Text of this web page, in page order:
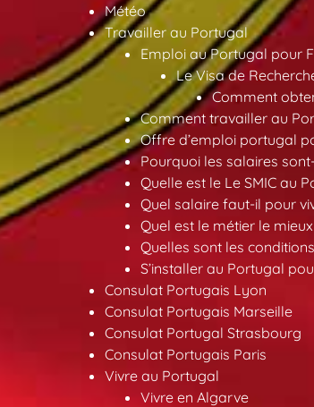
Météo
Travailler au Portugal
Emploi au Portugal pour
Le Visa de
Comment
Comment travailler au
Offre d’emploi portugal
Pourquoi les salaires
Quelle est le Le SMIC au
Quel salaire faut-il pour
Quel est le métier le
Quelles sont les
S’installer au Portugal
Consulat Portugais Lyon
Consulat Portugais Marseille
Consulat Portugal Strasbourg
Consulat Portugais Paris
Vivre au Portugal
Vivre en Algarve